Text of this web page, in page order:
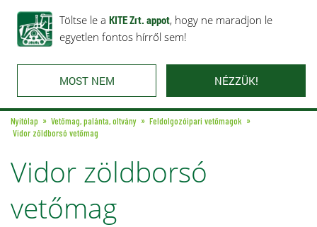
Töltse le a KITE Zrt. appot, hogy ne maradjon le
egyetlen fontos hírről sem!
MOST NEM NÉZZÜK!
Rólunk Ajánlataink Karrier Kapcsolat
Nyitólap Vetőmag, palánta, oltvány
Feldolgozóipari vetőmagok
Vidor zöldborsó vetőmag
Vidor zöldborsó
vetőmag